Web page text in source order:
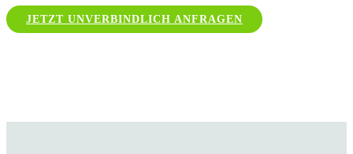
JETZT UNVERBINDLICH ANFRAGEN